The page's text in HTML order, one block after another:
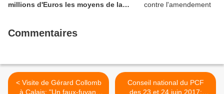
millions d'Euros les moyens de la
Commentaires
< Visite de Gérard Collomb
à Calais: "Un faux-fuyant
Conseil national du PCF
des 23 et 24 juin 2017: